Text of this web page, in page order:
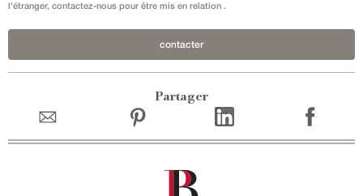
l'étranger, contactez-nous pour être mis en relation .
contacter
Partager